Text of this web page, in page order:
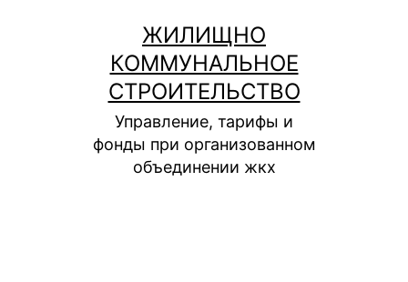
содержимому
ЖИЛИЩНО
КОММУНАЛЬНОЕ
СТРОИТЕЛЬСТВО
Управление, тарифы и
фонды при организованном
объединении жкх